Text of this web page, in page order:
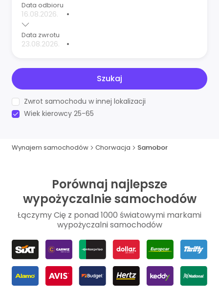
Data odbioru
•
Data zwrotu
•
Szukaj
Zwrot samochodu w innej lokalizacji
Wiek kierowcy 25-65
Wynajem samochodów Chorwacja Samobor
Porównaj najlepsze
wypożyczalnie samochodów
Łączymy Cię z ponad 1000 światowymi markami
wypożyczalni samochodów